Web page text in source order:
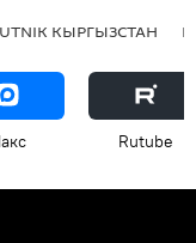
КЫРГЫЗСТАН
Rutube